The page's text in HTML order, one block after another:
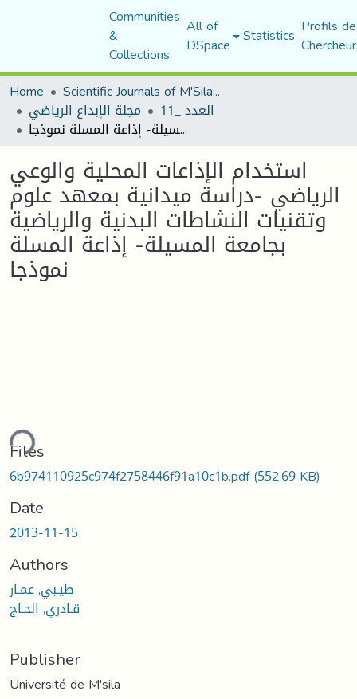
Communities
&
Collections
All of
DSpace Statistics Profils
Home
Scientific Journals of M'Sila University
مجلة الإبداع الرياضي العدد _11
استخدام الإذاعات المحلية والوعي الرياضي -دراسة ميدانية بمعهد علوم وتقنيات النشاطات البدنية والرياضية بجامعة المسيلة- إذاعة المسلة نموذجا
استخدام الإذاعات المحلية والوعي
الرياضي -دراسة ميدانية بمعهد علوم
وتقنيات النشاطات البدنية والرياضية
بجامعة المسيلة- إذاعة المسلة
نموذجا
Files
6b974110925c974f2758446f91a10c1b.pdf(552.69 KB)
Date
2013-11-15
Authors
طيـبي, عمـار
قـادري, الحـاج
Publisher
Université de M'sila